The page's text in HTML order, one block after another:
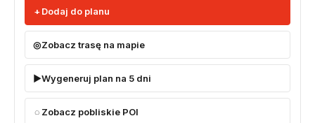
Dodaj do planu
Zobacz trasę na mapie
Wygeneruj plan na 5 dni
Zobacz pobliskie POI